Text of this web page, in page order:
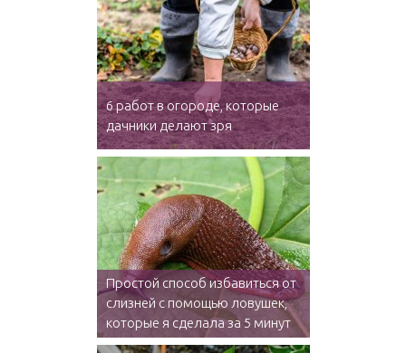
6 работ в огороде, которые
дачники делают зря
Простой способ избавиться от
слизней с помощью ловушек,
которые я сделала за 5 минут